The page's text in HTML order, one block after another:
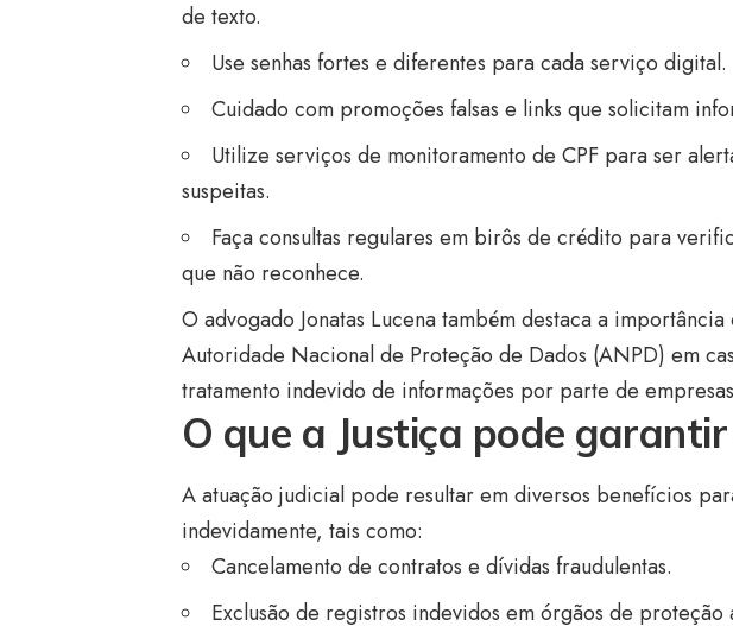
de texto.
Use senhas fortes e diferentes para cada serviço digital.
Cuidado com promoções falsas e links que solicitam
Utilize serviços de monitoramento de CPF para ser
suspeitas.
Faça consultas regulares em birôs de crédito para
que não reconhece.
O advogado Jonatas Lucena também destaca a
Autoridade Nacional de Proteção de Dados (ANPD) em
tratamento indevido de informações por parte de
O que a Justiça pode
A atuação judicial pode resultar em diversos benefícios
indevidamente, tais como:
Cancelamento de contratos e dívidas fraudulentas.
Exclusão de registros indevidos em órgãos de proteção